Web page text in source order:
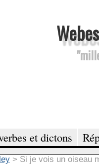
et dictons
> Si je vois un oiseau